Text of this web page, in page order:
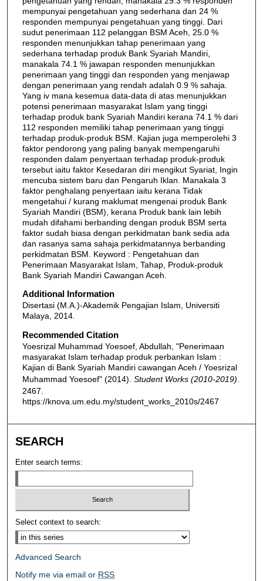
mempunyai pengetahuan yang sederhana dan 24 %
responden mempunyai pengetahuan yang tinggi. Dari
sudut penerimaan 112 pelanggan BSM Aceh, 25.0 %
responden menunjukkan tahap penerimaan yang
sederhana terhadap produk Bank Syariah Mandiri,
manakala 74.1 % jawapan responden menunjukkan
penerimaan yang tinggi dan responden yang menjawap
dengan penerimaan yang rendah adalah 0.9 % sahaja.
Yang iv mana kesemua data-data di atas menunjukkan
potensi penerimaan masyarakat Islam yang tinggi
terhadap produk bank Syariah Mandiri kerana 74.1 % dari
112 responden memiliki tahap penerimaan yang tinggi
terhadap produk-produk BSM. Kajian juga memperolehi 3
faktor pendorong yang paling banyak mempengaruhi
responden dalam penyertaan terhadap produk-produk
tersebut iaitu faktor Kesedaran diri mengikut Syariat, Ingin
mencuba sistem baru dan Pengaruh Iklan. Manakala 3
faktor penghalang penyertaan iaitu kerana Tidak
mengetahui / kurang maklumat mengenai produk Bank
Syariah Mandiri (BSM), kerana Produk bank lain lebih
mudah difahami berbanding dengan produk BSM serta
faktor sudah biasa dengan perkidmatan bank sedia ada
dan rasanya sama sahaja perkidmatannya berbanding
perkidmatan BSM. Keyword : Pengetahuan dan
Penerimaan Masyarakat Islam, Tahap, Produk-produk
Bank Syariah Mandiri Cawangan Aceh.
Additional Information
Disertasi (M.A.)-Akademik Pengajian Islam, Universiti
Malaya, 2014.
Recommended Citation
Yoesrizal Muhammad Yoesoef, Abdullah, "Penerimaan
masyarakat Islam terhadap produk perbankan Islam :
Kajian di Bank Syariah Mandiri cawangan Aceh / Yoesrizal
Muhammad Yoesoef" (2014). Student Works (2010-2019)
2467.
https://knova.um.edu.my/student_works_2010s/2467
SEARCH
Enter search terms:
Select context to search:
Advanced Search
Notify me via email or RSS